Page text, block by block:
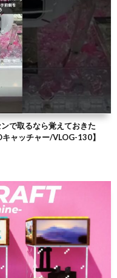
で取るなら覚えておきた
ャッチャー/VLOG-130】